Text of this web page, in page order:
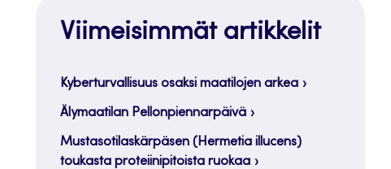
Viimeisimmät artikkelit
Kyberturvallisuus osaksi maatilojen arkea
Älymaatilan Pellonpiennarpäivä
Mustasotilaskärpäsen (Hermetia illucens)
toukasta proteiinipitoista ruokaa